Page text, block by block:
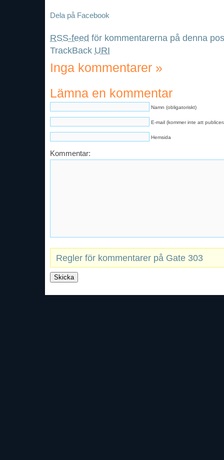
Dela på Facebook
RSS-feed för kommentarerna på denna
TrackBack URI
Inga kommentarer »
Lämna en kommentar
Namn (obligatoriskt)
E-mail (kommer inte att
Hemsida
Kommentar:
Regler för kommentarer på Gate 303